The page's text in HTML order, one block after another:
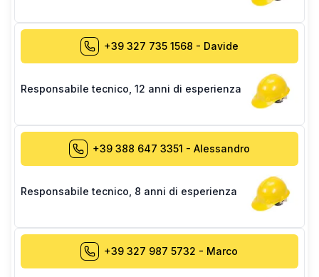
+39 327 735 1568 - Davide
Responsabile tecnico 12 anni di esperienza
+39 388 647 3351 - Alessandro
Responsabile tecnico 8 anni di esperienza
+39 327 987 5732 - Marco